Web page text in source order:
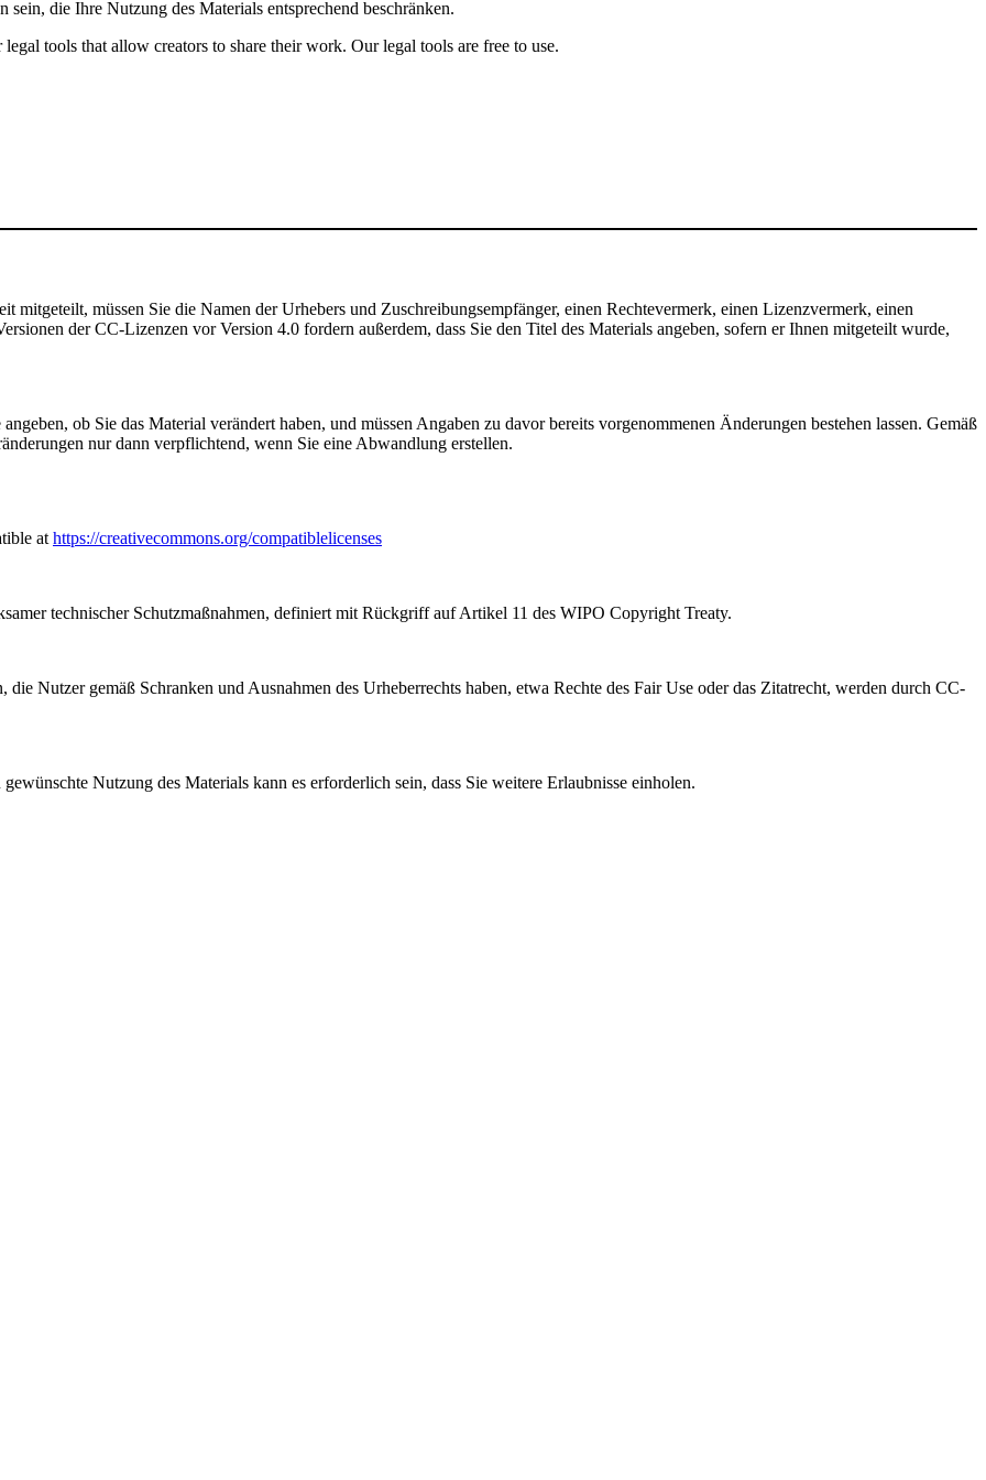
sein, die Ihre Nutzung des Materials entsprechend beschränken.
tools that allow creators to share their work. Our legal tools are free to use.
mitgeteilt, müssen Sie die Namen der Urhebers und Zuschreibungsempfänger, einen Rechtevermerk, einen Lizenzvermerk, einen
der CC-Lizenzen vor Version 4.0 fordern außerdem, dass Sie den Titel des Materials angeben, sofern er Ihnen mitgeteilt wurde,
ob Sie das Material verändert haben, und müssen Angaben zu davor bereits vorgenommenen Änderungen bestehen lassen. Gemäß
nur dann verpflichtend, wenn Sie eine Abwandlung erstellen.
at https://creativecommons.org/compatiblelicenses
technischer Schutzmaßnahmen, definiert mit Rückgriff auf Artikel 11 des WIPO Copyright Treaty.
Nutzer gemäß Schranken und Ausnahmen des Urheberrechts haben, etwa Rechte des Fair Use oder das Zitatrecht, werden durch CC-
Nutzung des Materials kann es erforderlich sein, dass Sie weitere Erlaubnisse einholen.